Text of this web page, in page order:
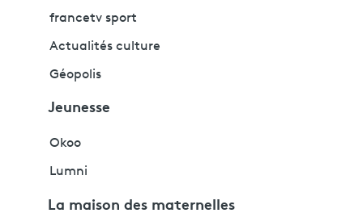
francetv sport
Actualités culture
Géopolis
Jeunesse
Okoo
Lumni
La maison des maternelles